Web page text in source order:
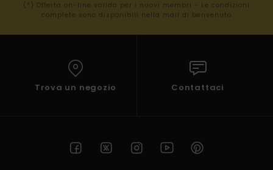
(*) Offerta on-line valida per i nuovi membri - Le condizioni
complete sono disponibili nella mail di benvenuto
Trova un negozio Contattaci